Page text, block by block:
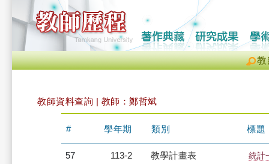
教
教師資料查詢 | 教師：鄭哲斌
# 學年期 類別 標題
57 113-2 教學計畫表 統計